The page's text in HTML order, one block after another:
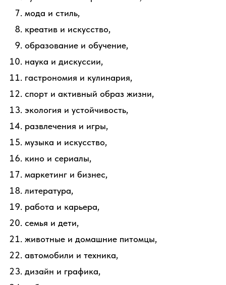
мода и стиль,
креатив и искусство,
образование и обучение,
наука и дискуссии,
гастрономия и кулинария,
спорт и активный образ жизни,
экология и устойчивость,
развлечения и игры,
музыка и искусство,
кино и сериалы,
маркетинг и бизнес,
литература,
работа и карьера,
семья и дети,
животные и домашние питомцы,
автомобили и техника,
дизайн и графика,